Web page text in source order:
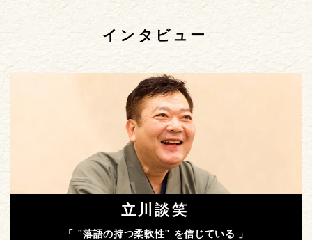
インタビュー
立川談笑
「 "落語の持つ柔軟性" を信じている 」